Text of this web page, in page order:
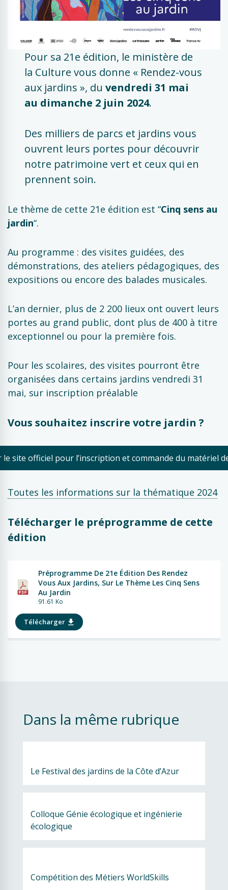
Pour sa 21e édition, le ministère de
la Culture vous donne « Rendez-vous
aux jardins », duvendredi 31 mai
au dimanche 2 juin 2024.
Des milliers de parcs et jardins vous
ouvrent leurs portes pour découvrir
notre patrimoine vert et ceux qui en
prennent soin.
Le thème de cette 21e édition est “Cinq sens au
jardin“.
Au programme : des visites guidées, des
démonstrations, des ateliers pédagogiques, des
expositions ou encore des balades musicales.
L’an dernier, plus de 2 200 lieux ont ouvert leurs
portes au grand public, dont plus de 400 à titre
exceptionnel ou pour la première fois.
Pour les scolaires, des visites pourront être
organisées dans certains jardins vendredi 31
mai, sur inscription préalable
Vous souhaitez inscrire votre jardin ?
le site officiel pour l’inscription et commande du matériel
Toutes les informations sur la thématique 2024
Télécharger le préprogramme de cette
édition
Préprogramme De 21e Édition Des Rendez
Vous Aux Jardins, Sur Le Thème Les Cinq Sens
Au Jardin
91.61 Ko
Télécharger
Dans la même rubrique
Le Festival des jardins de la Côte d’Azur
Colloque Génie écologique et ingénierie
écologique
Compétition des Métiers WorldSkills